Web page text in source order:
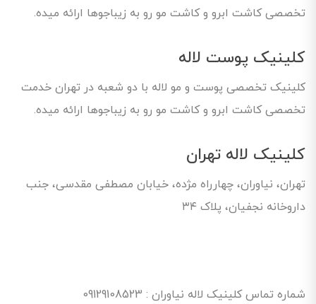
تخصصی کاشت ابرو و کاشت مو رو به زیباجوها ارائه میده.
کلینیک پوست لاله
کلینیک تخصصی پوست و مو لاله با دو شعبه در تهران خدمت
تخصصی کاشت ابرو و کاشت مو رو به زیباجوها ارائه میده.
کلینیک لاله تهران
تهران، نیاوران، چهارراه مژده، خیابان مصطفی مقدسی، جنب
داروخانه نجفیان، پلاک ۳۴
شماره تماس کلینیک لاله نیاوران : 09129108523